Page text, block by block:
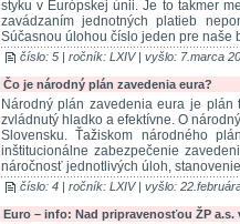
styku v Európskej únii. Je to takmer
zavádzaním jednotných platieb
Súčasnou úlohou číslo jeden pre naše
číslo: 5 | ročník: LXIV | vyšlo: 7.marca
Čo je národný plán zavedenia eura?
Národný plán zavedenia eura je
zvládnutý hladko a efektívne. O
Slovensku. Ťažiskom národného
inštitucionálne zabezpečenie
náročnosť jednotlivých úloh,
číslo: 4 | ročník: LXIV | vyšlo:
Euro – info: Nad pripravenosťou ŽP